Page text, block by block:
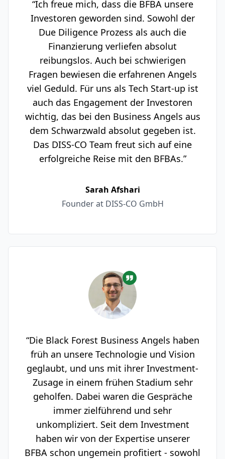
“Ich freue mich, dass die BFBA unsere
Investoren geworden sind. Sowohl der
Due Diligence Prozess als auch die
Finanzierung verliefen absolut
reibungslos. Auch bei schwierigen
Fragen bewiesen die erfahrenen Angels
viel Geduld. Für uns als Tech Start-up ist
auch das Engagement der Investoren
wichtig, das bei den Business Angels aus
dem Schwarzwald absolut gegeben ist.
Das DISS-CO Team freut sich auf eine
erfolgreiche Reise mit den BFBAs.”
Sarah Afshari
Founder at DISS-CO GmbH
“Die Black Forest Business Angels haben
früh an unsere Technologie und Vision
geglaubt, und uns mit ihrer Investment-
Zusage in einem frühen Stadium sehr
geholfen. Dabei waren die Gespräche
immer zielführend und sehr
unkompliziert. Seit dem Investment
haben wir von der Expertise unserer
BFBA schon ungemein profitiert - sowohl